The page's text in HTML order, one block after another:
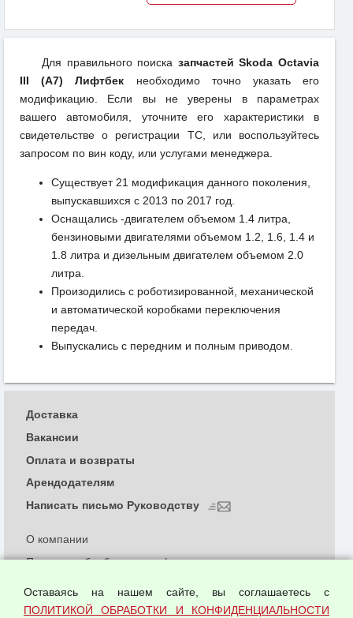
Для правильного поиска запчастей Skoda Octavia
III (A7) Лифтбек необходимо точно указать его
модификацию. Если вы не уверены в параметрах
вашего автомобиля, уточните его характеристики в
свидетельстве о регистрации ТС, или воспользуйтесь
запросом по вин коду, или услугами менеджера.
Существует 21 модификация данного поколения,
выпускавшихся с 2013 по 2017 год.
Оснащались -двигателем объемом 1.4 литра,
бензиновыми двигателями объемом 1.2, 1.6, 1.4 и
1.8 литра и дизельным двигателем объемом 2.0
литра.
Произодились с роботизированной, механической
и автоматической коробками переключения
передач.
Выпускались с передним и полным приводом.
О компании
Политика обработки и конфиденциальности
Согласием на обработку персональных данных
Доставка
Вакансии
Оплата и возвраты
Арендодателям
Написать письмо Руководству
Оставаясь на нашем сайте, вы соглашаетесь с
ПОЛИТИКОЙ ОБРАБОТКИ И КОНФИДЕНЦИАЛЬНОСТИ